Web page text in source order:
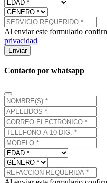
Al enviar este formulario
privacidad
Enviar
Contacto por whatsapp